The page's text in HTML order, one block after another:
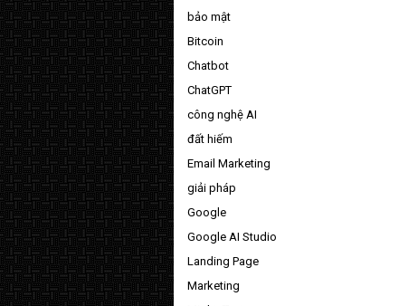
bảo mật
Bitcoin
Chatbot
ChatGPT
công nghệ AI
đất hiếm
Email Marketing
giải pháp
Google
Google AI Studio
Landing Page
Marketing